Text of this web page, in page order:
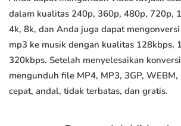
dalam kualitas 240p, 360p, 480p, 720p,
4k, 8k, dan Anda juga dapat
mp3 ke musik dengan kualitas 128kbps,
320kbps. Setelah menyelesaikan
mengunduh file MP4, MP3, 3GP,
cepat, andal, tidak terbatas, dan gratis.